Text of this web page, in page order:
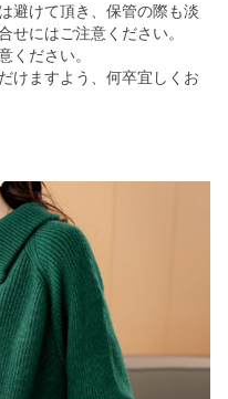
避けて頂き、保管の際も淡
せにはご注意ください。
ください。
けますよう、何卒宜しくお